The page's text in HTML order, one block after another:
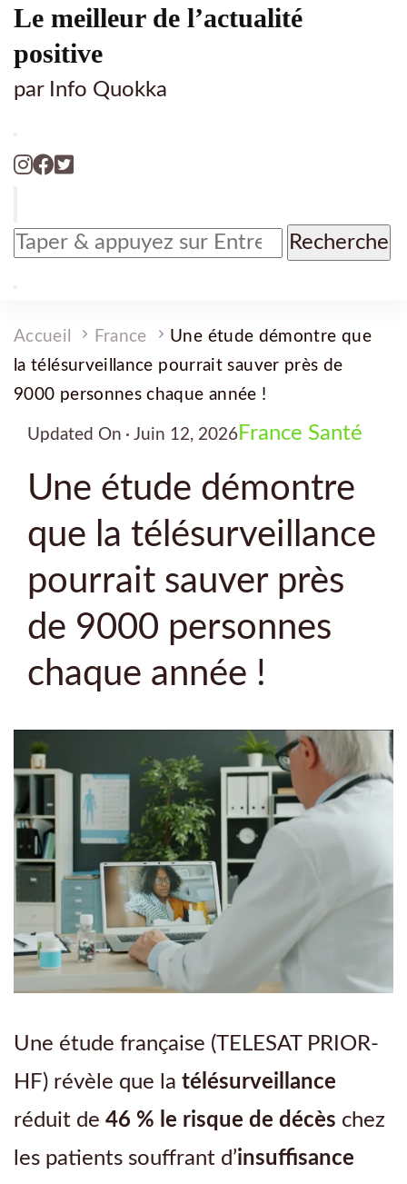
Le meilleur de l’actualité
positive
par Info Quokka
Vous
recherchiez
?
Accueil France
Une étude démontre que
la télésurveillance pourrait sauver près de
9000 personnes chaque année !
Updated On Juin 12, 2026 France Santé
Une étude démontre
que la télésurveillance
pourrait sauver près
de 9000 personnes
chaque année !
Une étude française (TELESAT PRIOR-
HF) révèle que la télésurveillance
réduit de 46 % le risque de décès chez
les patients souffrant d’insuffisance